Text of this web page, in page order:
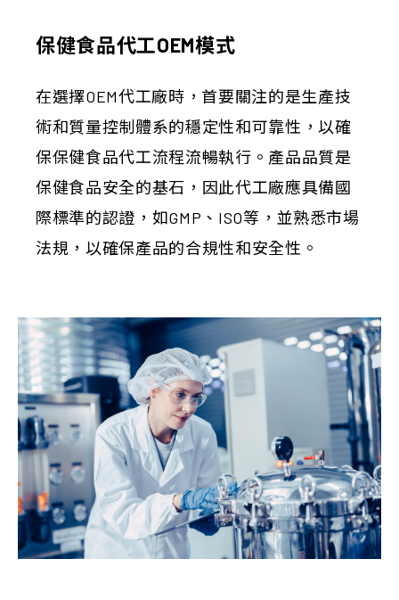
保健食品代工OEM模式
在選擇OEM代工廠時，首要關注的是生產技
術和質量控制體系的穩定性和可靠性，以確
保保健食品代工流程流暢執行。產品品質是
保健食品安全的基石，因此代工廠應具備國
際標準的認證，如GMP、ISO等，並熟悉市場
法規，以確保產品的合規性和安全性。